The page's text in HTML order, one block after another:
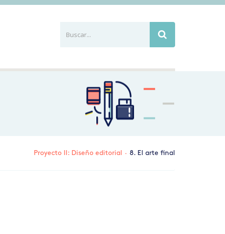
Proyecto II: Diseño editorial · 8. El arte final